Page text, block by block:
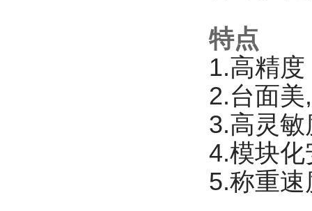
特点
1.高精
2.台面
3.高灵
4.模块
5.称重